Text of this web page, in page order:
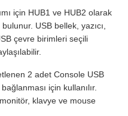
için HUB1 ve HUB2 olarak
USB bellek, yazıcı,
çevre birimleri seçili
2 adet Console USB
için kullanılır.
klavye ve mouse